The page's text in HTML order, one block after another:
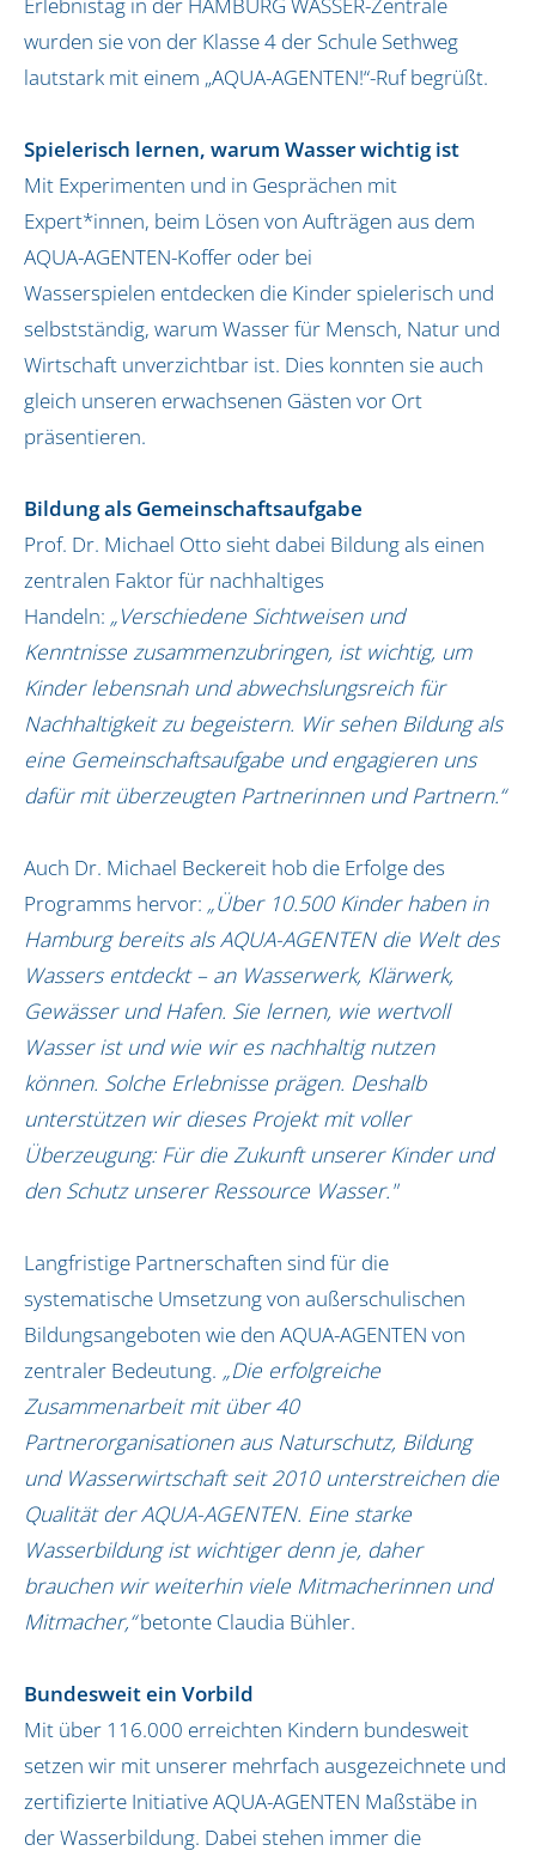
Jena und Weimar
Koblenz
Köln, Pulheim und Frechen
Oldenburg und Ostfriesland
Rhein-Taunus
Schleswig-Holstein
Siegburg
Südholstein
Über uns
Unser Team
Unsere Initiatorin
Kontakt
News
Impressum
Datenschutz
wurden sie von der Klasse 4 der Schule Sethweg
lautstark mit einem „AQUA-AGENTEN!“-Ruf begrüßt.
Spielerisch lernen, warum Wasser wichtig ist
Mit Experimenten und in Gesprächen mit
Expert*innen, beim Lösen von Aufträgen aus dem
AQUA-AGENTEN-Koffer oder bei
Wasserspielen entdecken die Kinder spielerisch und
selbstständig, warum Wasser für Mensch, Natur und
Wirtschaft unverzichtbar ist. Dies konnten sie auch
gleich unseren erwachsenen Gästen vor Ort
präsentieren.
Bildung als Gemeinschaftsaufgabe
Prof. Dr. Michael Otto sieht dabei Bildung als einen
zentralen Faktor für nachhaltiges
Handeln: „Verschiedene Sichtweisen und
Kenntnisse zusammenzubringen, ist wichtig, um
Kinder lebensnah und abwechslungsreich für
Nachhaltigkeit zu begeistern. Wir sehen Bildung als
eine Gemeinschaftsaufgabe und engagieren uns
dafür mit überzeugten Partnerinnen und Partnern.“
Auch Dr. Michael Beckereit hob die Erfolge des
Programms hervor: „Über 10.500 Kinder haben in
Hamburg bereits als AQUA-AGENTEN die Welt des
Wassers entdeckt – an Wasserwerk, Klärwerk,
Gewässer und Hafen. Sie lernen, wie wertvoll
Wasser ist und wie wir es nachhaltig nutzen
können. Solche Erlebnisse prägen. Deshalb
unterstützen wir dieses Projekt mit voller
Überzeugung: Für die Zukunft unserer Kinder und
den Schutz unserer Ressource Wasser."
Langfristige Partnerschaften sind für die
systematische Umsetzung von außerschulischen
Bildungsangeboten wie den AQUA-AGENTEN von
zentraler Bedeutung. „Die erfolgreiche
Zusammenarbeit mit über 40
Partnerorganisationen aus Naturschutz, Bildung
und Wasserwirtschaft seit 2010 unterstreichen die
Qualität der AQUA-AGENTEN. Eine starke
Wasserbildung ist wichtiger denn je, daher
brauchen wir weiterhin viele Mitmacherinnen und
Mitmacher,“betonte Claudia Bühler.
Bundesweit ein Vorbild
Mit über 116.000 erreichten Kindern bundesweit
setzen wir mit unserer mehrfach ausgezeichnete und
zertifizierte Initiative AQUA-AGENTEN Maßstäbe in
der Wasserbildung. Dabei stehen immer die